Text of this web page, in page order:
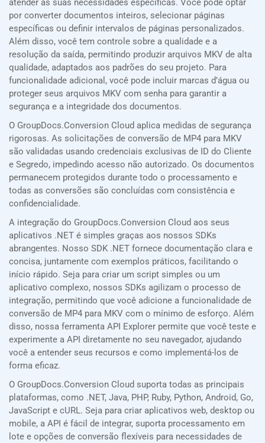
atender às suas necessidades específicas. Você pode optar
por converter documentos inteiros, selecionar páginas
específicas ou definir intervalos de páginas personalizados.
Além disso, você tem controle sobre a qualidade e a
resolução da saída, permitindo produzir arquivos MKV de alta
qualidade, adaptados aos padrões do seu projeto. Para
funcionalidade adicional, você pode incluir marcas d’água ou
proteger seus arquivos MKV com senha para garantir a
segurança e a integridade dos documentos.
O GroupDocs.Conversion Cloud aplica medidas de segurança
rigorosas. As solicitações de conversão de MP4 para MKV
são validadas usando credenciais exclusivas de ID do Cliente
e Segredo, impedindo acesso não autorizado. Os documentos
permanecem protegidos durante todo o processamento e
todas as conversões são concluídas com consistência e
confidencialidade.
A integração do GroupDocs.Conversion Cloud aos seus
aplicativos .NET é simples graças aos nossos SDKs
abrangentes. Nosso SDK .NET fornece documentação clara e
concisa, juntamente com exemplos práticos, facilitando o
início rápido. Seja para criar um script simples ou um
aplicativo complexo, nossos SDKs agilizam o processo de
integração, permitindo que você adicione a funcionalidade de
conversão de MP4 para MKV com o mínimo de esforço. Além
disso, nossa ferramenta API Explorer permite que você teste e
experimente a API diretamente no seu navegador, ajudando
você a entender seus recursos e como implementá-los de
forma eficaz.
O GroupDocs.Conversion Cloud suporta todas as principais
plataformas, como .NET, Java, PHP, Ruby, Python, Android, Go,
JavaScript e cURL. Seja para criar aplicativos web, desktop ou
mobile, a API é fácil de integrar, suporta processamento em
lote e opções de conversão flexíveis para necessidades de